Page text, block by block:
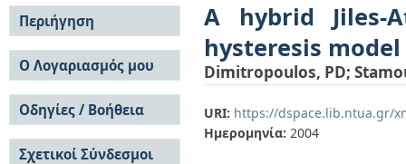
A hybrid Jiles-
hysteresis
Dimitropoulos, PD;
URI: https://dspace.lib.ntua.gr/
Ημερομηνία: 2004
Περιήγηση
Σε όλο το DSpace
Κοινότητες & Συλλογές
Ανά Ημερομηνία
Έκδοσης
Συγγραφείς
Τίτλοι
Ο Λογαριασμός μου
Σύνδεση
Εγγραφή
Οδηγίες / Βοήθεια
Οδηγίες Υποβολής
Οδηγίες Χρήσης ΙΑ
Σχετικοί Σύνδεσμοι